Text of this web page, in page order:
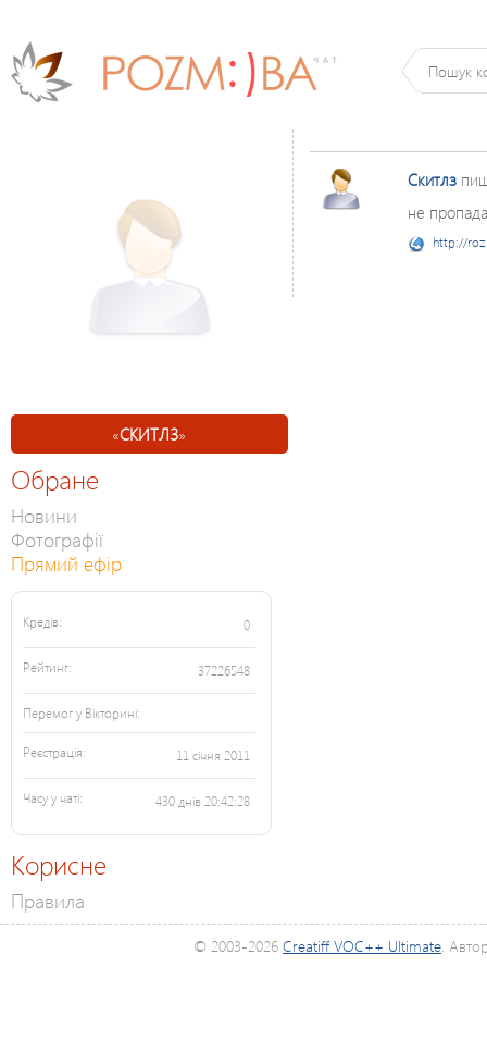
«СКИТЛЗ»
Обране
Новини
Фотографії
Прямий ефір
Кредів: 0
Рейтинг: 37226548
Перемог у Вікторині:
Реєстрація: 11 січня 2011
Часу у чаті: 430 днів 20:42:28
Корисне
Правила
Скитлз
не
http://
© 2003-2026 Creatiff VOC++ Ultimate.